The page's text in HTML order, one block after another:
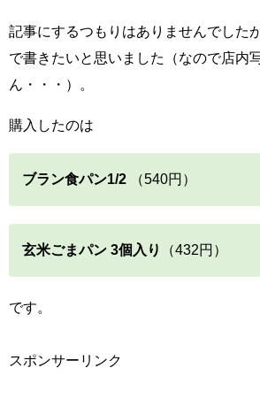
記事にするつもりはありませんでした
で書きたいと思いました（なので店内
ん・・・）。
購入したのは
ブラン食パン1/2 （540円）
玄米ごまパン 3個入り （432円）
です。
スポンサーリンク